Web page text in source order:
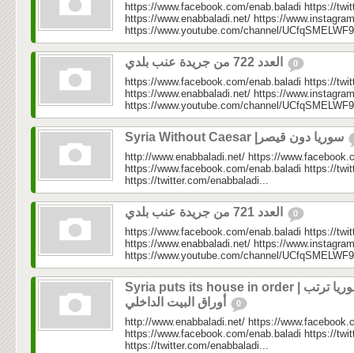
https://www.facebook.com/enab.baladi https://
https://www.enabbaladi.net/ https://
https://www.youtube.com/channel/
0
https://www.facebook.com/enab.baladi https://
https://www.enabbaladi.net/ https://
https://www.youtube.com/channel/
http://www.enabbaladi.net/ https://
https://www.facebook.com/enab.baladi https://
https://twitter.com/enabbaladi...
0
https://www.facebook.com/enab.baladi https://
https://www.enabbaladi.net/ https://
https://www.youtube.com/channel/
Syria puts its house in order | سوريا ترتب
0
http://www.enabbaladi.net/ https://
https://www.facebook.com/enab.baladi https://
https://twitter.com/enabbaladi...